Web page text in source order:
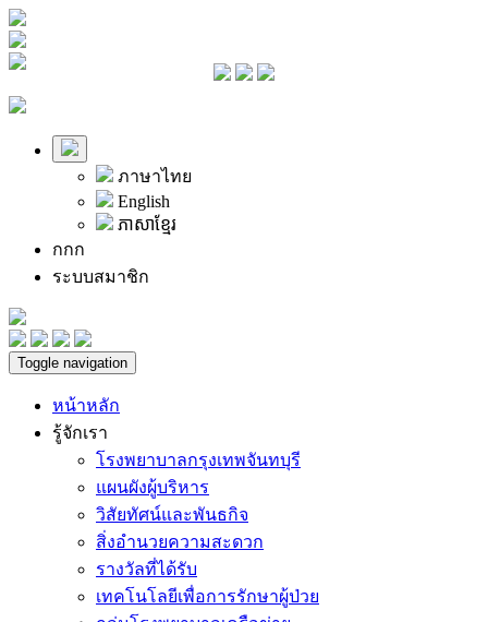
ภาษาไทย
English
ភាសាខ្មែរ
กกก
ระบบสมาชิก
Toggle navigation
หน้าหลัก
รู้จักเรา
โรงพยาบาลกรุงเทพจันทบุรี
แผนผังผู้บริหาร
วิสัยทัศน์และพันธกิจ
สิ่งอำนวยความสะดวก
รางวัลที่ได้รับ
เทคโนโลยีเพื่อการรักษาผู้ป่วย